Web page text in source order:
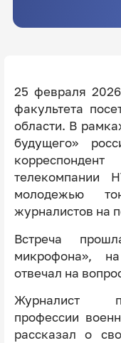
25 февраля
факультета
области. В
будущего»
телекомпании
молодежью
журналистов на
Встреча
микрофона»,
отвечал на
Журналист
профессии
рассказал о